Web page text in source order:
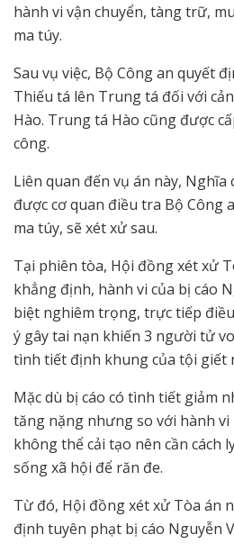
hành vi vận chuyển, tàng trữ,
ma túy.
Sau vụ việc, Bộ Công an quyết
Thiếu tá lên Trung tá đối với
Hào. Trung tá Hào cũng được
công.
Liên quan đến vụ án này, Nghĩa
được cơ quan điều tra Bộ Công
ma túy, sẽ xét xử sau.
Tại phiên tòa, Hội đồng xét xử
khẳng định, hành vi của bị cáo
biệt nghiêm trọng, trực tiếp
ý gây tai nạn khiến 3 người tử
tình tiết định khung của tội giết
Mặc dù bị cáo có tình tiết giảm
tăng nặng nhưng so với hành vi
không thể cải tạo nên cần cách
sống xã hội để răn đe.
Từ đó, Hội đồng xét xử Tòa án
định tuyên phạt bị cáo Nguyễn